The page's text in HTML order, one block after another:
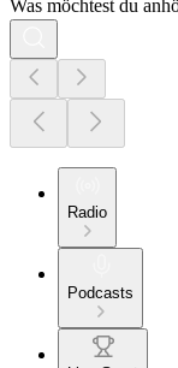
Was möchtest du
Radio
Podcasts